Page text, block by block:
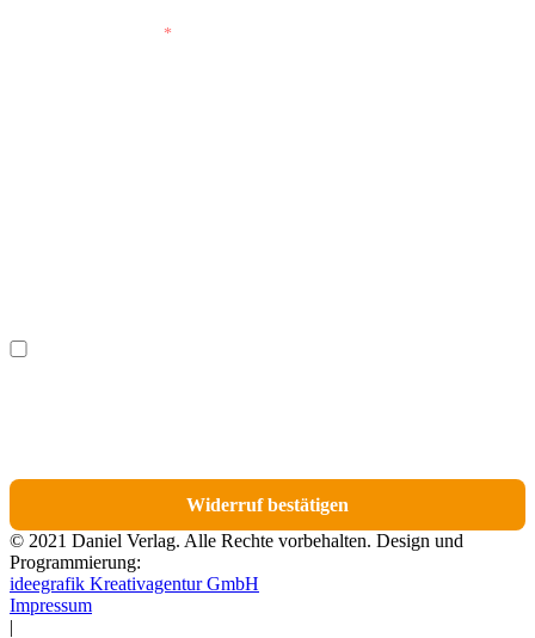
*
Widerruf bestätigen
© 2021 Daniel Verlag. Alle Rechte vorbehalten. Design und
Programmierung:
ideegrafik Kreativagentur GmbH
Impressum
|